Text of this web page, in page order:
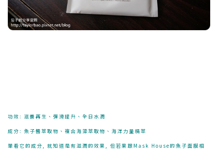
功效: 滋養再生、彈滑提升、全日水潤
成分: 魚子醬萃取物、複合海藻萃取物、海洋力量精萃
單看它的成分, 就知道是有滋潤的效果, 但若果跟Mask House的魚子面膜相